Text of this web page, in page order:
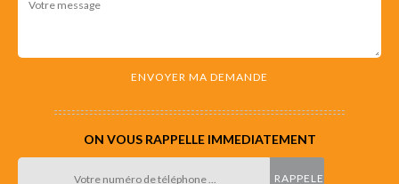
ON VOUS RAPPELLE IMMEDIATEMENT